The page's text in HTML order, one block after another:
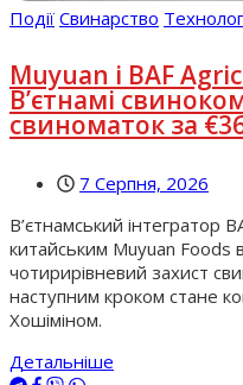
Події Свинарство
Muyuan і BAF
В’єтнамі
свиноматок за
7 Серпня, 2026
В’єтнамський інтегратор
китайським Muyuan Foods
чотирирівневий захист
наступним кроком стане
Хошіміном.
Детальніше